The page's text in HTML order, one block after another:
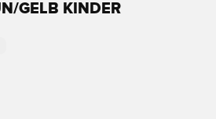
GELB KINDER